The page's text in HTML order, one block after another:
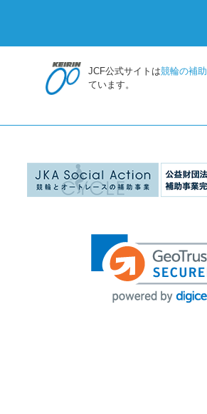
JCF公式サイトは競輪の補助
ています。